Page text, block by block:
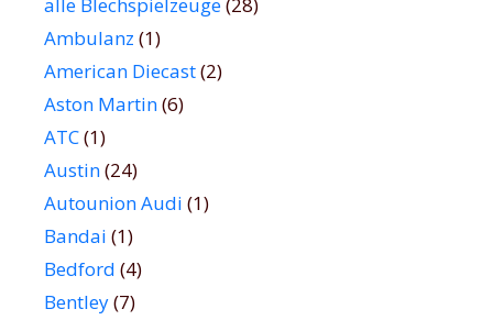
Ambulanz (1)
American Diecast(2)
Aston Martin(6)
ATC(1)
Austin(24)
Autounion Audi (1)
Bandai (1)
Bedford (4)
Bentley(7)